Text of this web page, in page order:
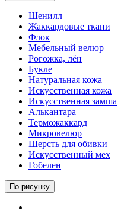
Шенилл
Жаккардовые ткани
Флок
Мебельный велюр
Рогожка, лён
Букле
Натуральная кожа
Искусственная кожа
Искусственная замша
Алькантара
Терможаккард
Микровелюр
Шерсть для обивки
Искусственный мех
Гобелен
По рисунку